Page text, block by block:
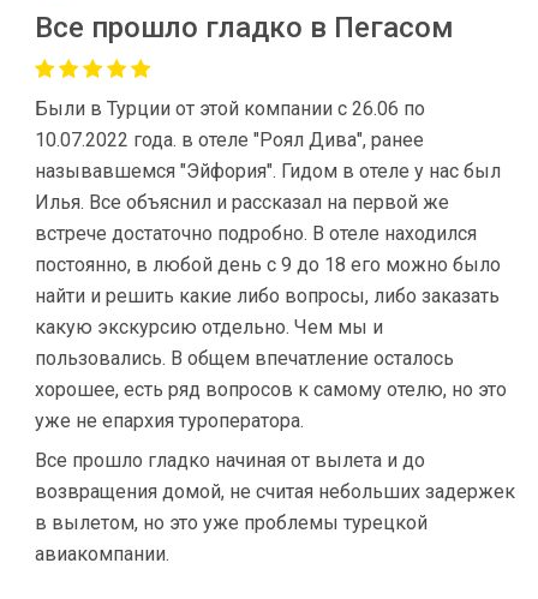
Все прошло гладко в Пегасом
Были в Турции от этой компании с 26.06 по
10.07.2022 года. в отеле "Роял Дива", ранее
называвшемся "Эйфория". Гидом в отеле у нас был
Илья. Все объяснил и рассказал на первой же
встрече достаточно подробно. В отеле находился
постоянно, в любой день с 9 до 18 его можно было
найти и решить какие либо вопросы, либо заказать
какую экскурсию отдельно. Чем мы и
пользовались. В общем впечатление осталось
хорошее, есть ряд вопросов к самому отелю, но это
уже не епархия туроператора.
Все прошло гладко начиная от вылета и до
возвращения домой, не считая небольших задержек
в вылетом, но это уже проблемы турецкой
авиакомпании.